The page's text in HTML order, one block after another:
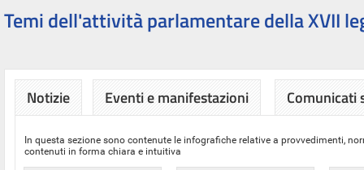
Temi dell'attività parlamentare della XVII
Notizie Eventi e manifestazioni Comunicati
In questa sezione sono contenute le infografiche relative a provvedimenti,
contenuti in forma chiara e intuitiva